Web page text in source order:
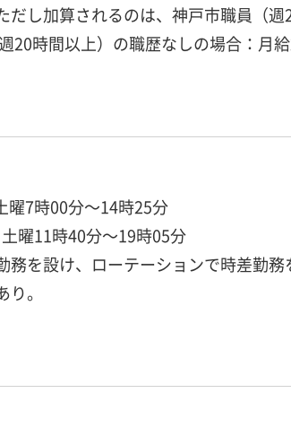
し加算されるのは、神戸市職員（週
20時間以上）の職歴なしの場合：月
曜7時00分～14時25分
曜11時40分～19時05分
を設け、ローテーションで時差勤務
。